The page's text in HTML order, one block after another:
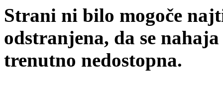
Strani ni bilo mogoče
odstranjena, da se
trenutno nedostopna.